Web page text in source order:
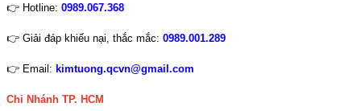
👉 Hotline: 0989.067.368
👉 Giải đáp khiếu nại, thắc mắc: 0989.001.289
👉 Email: kimtuong.qcvn@gmail.com
Chi Nhánh TP. HCM